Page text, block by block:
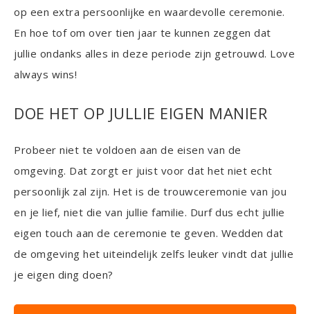
op een extra persoonlijke en waardevolle ceremonie.
En hoe tof om over tien jaar te kunnen zeggen dat
jullie ondanks alles in deze periode zijn getrouwd. Love
always wins!
DOE HET OP JULLIE EIGEN MANIER
Probeer niet te voldoen aan de eisen van de
omgeving. Dat zorgt er juist voor dat het niet echt
persoonlijk zal zijn. Het is de trouwceremonie van jou
en je lief, niet die van jullie familie. Durf dus echt jullie
eigen touch aan de ceremonie te geven. Wedden dat
de omgeving het uiteindelijk zelfs leuker vindt dat jullie
je eigen ding doen?